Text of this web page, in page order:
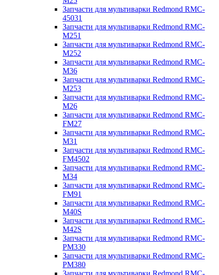
Запчасти для мультиварки Redmond RMC-
45031
Запчасти для мультиварки Redmond RMC-
M251
Запчасти для мультиварки Redmond RMC-
M252
Запчасти для мультиварки Redmond RMC-
M36
Запчасти для мультиварки Redmond RMC-
M253
Запчасти для мультиварки Redmond RMC-
M26
Запчасти для мультиварки Redmond RMC-
FM27
Запчасти для мультиварки Redmond RMC-
M31
Запчасти для мультиварки Redmond RMC-
FM4502
Запчасти для мультиварки Redmond RMC-
M34
Запчасти для мультиварки Redmond RMC-
FM91
Запчасти для мультиварки Redmond RMC-
M40S
Запчасти для мультиварки Redmond RMC-
M42S
Запчасти для мультиварки Redmond RMC-
PM330
Запчасти для мультиварки Redmond RMC-
PM380
Запчасти для мультиварки Redmond RMC-